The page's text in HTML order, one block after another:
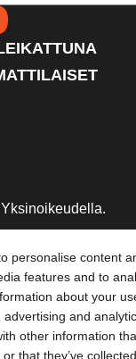
personalise content
features and to
about your
and
other information
that they’ve
lääkinnälliset
/